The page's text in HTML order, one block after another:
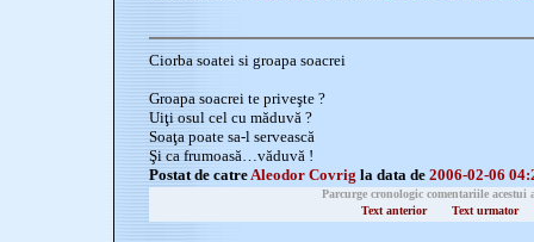
Ciorba soatei si groapa soacrei
Groapa soacrei te priveşte ?
Uiţi osul cel cu măduvă ?
Soaţa poate sa-l servească
Şi ca frumoasă…văduvă !
Postat de catreAleodor Covrig la data de 2006-02-06
Parcurge cronologic comentariile acestui
Text anterior
Text urmator